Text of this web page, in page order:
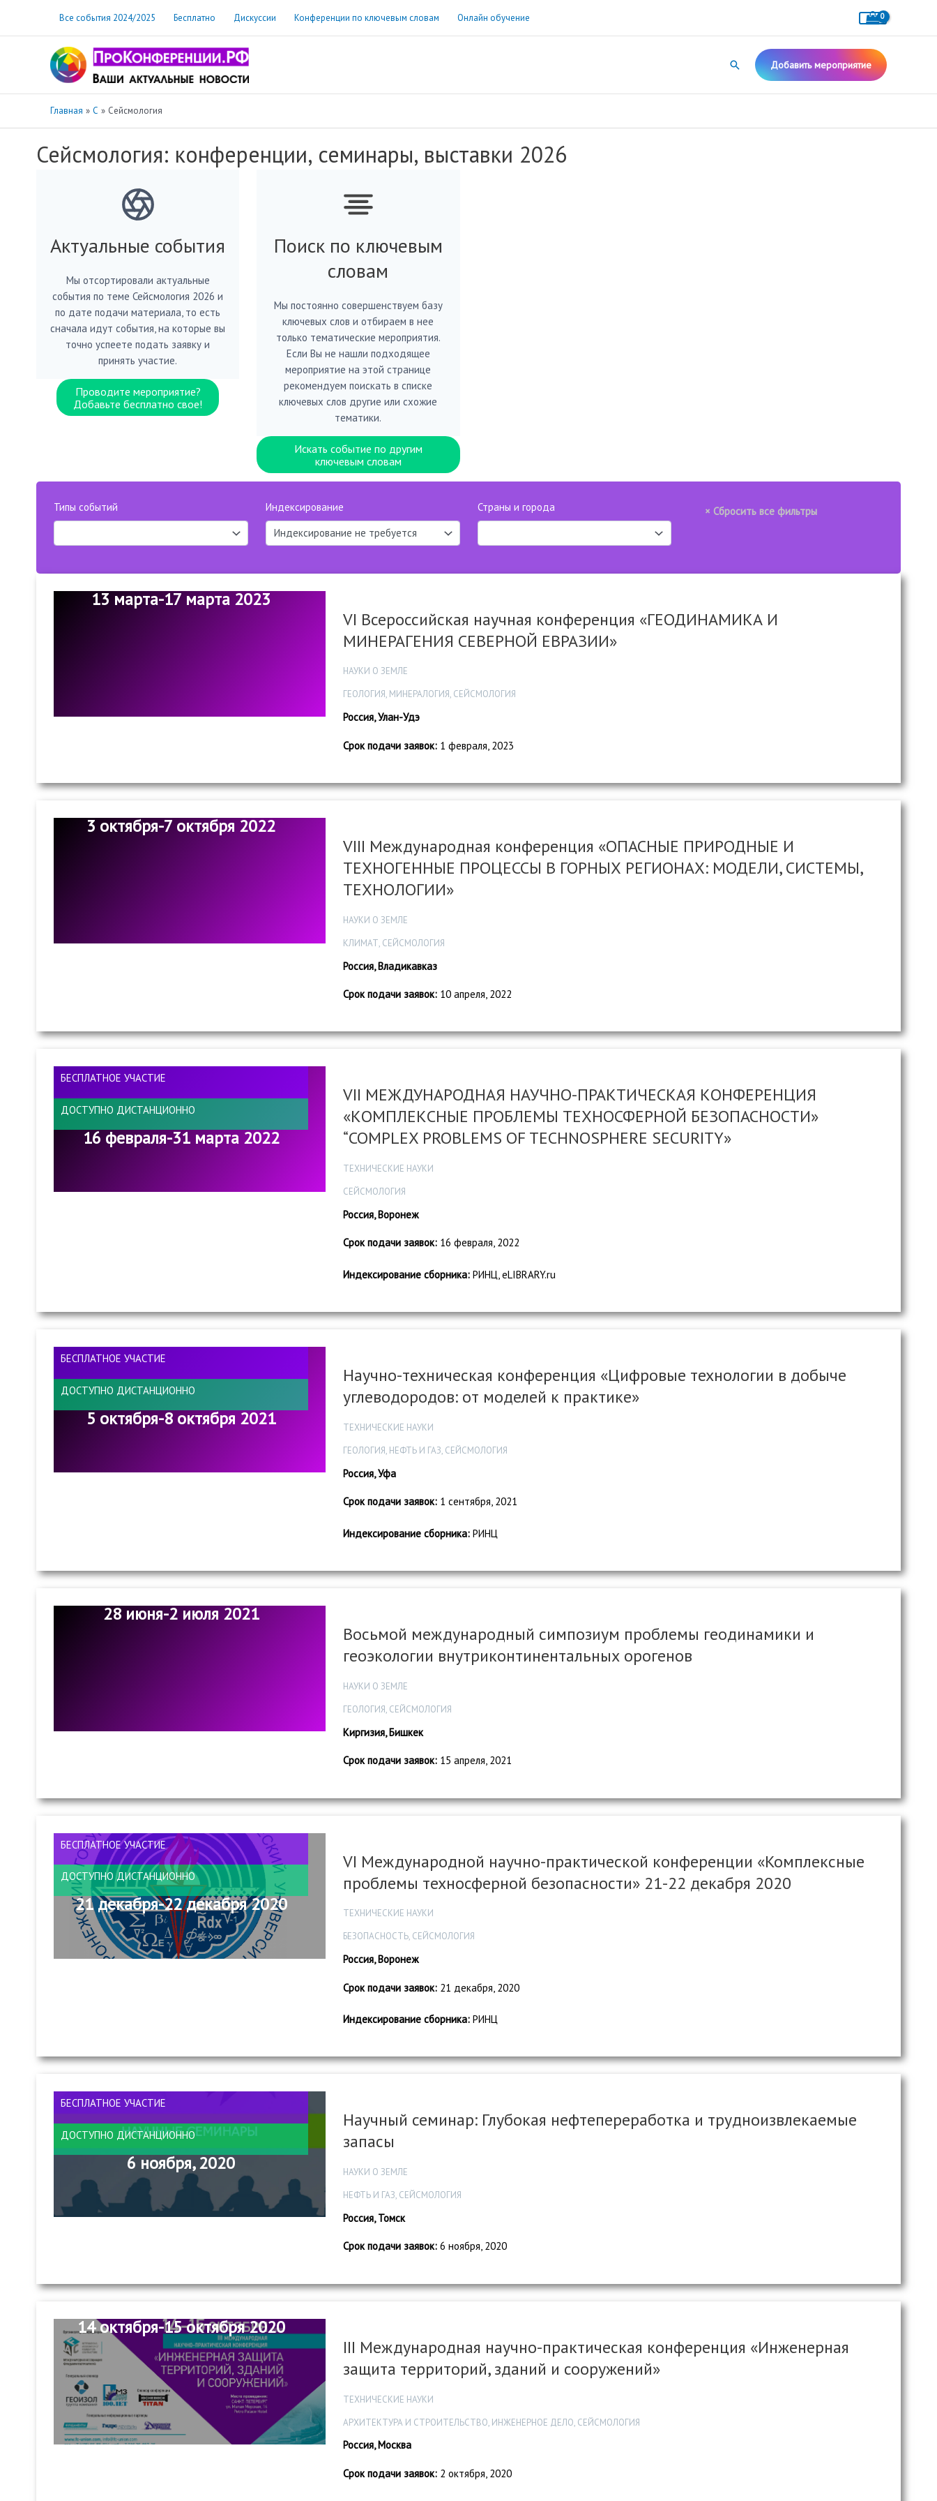
содержимому
Все события 2024/2025 Бесплатно Дискуссии Конференции по ключевым словам Онлайн обучение
Поиск Добавить мероприятие
Главная С Сейсмология
Сейсмология: конференции, семинары, выставки 2026
Актуальные события
Мы отсортировали актуальные
события по теме Сейсмология 2026 и
по дате подачи материала, то есть
сначала идут события, на которые вы
точно успеете подать заявку и
принять участие.
Проводите мероприятие?
Добавьте бесплатно свое!
Поиск по ключевым
словам
Мы постоянно совершенствуем базу
ключевых слов и отбираем в нее
только тематические мероприятия.
Если Вы не нашли подходящее
мероприятие на этой странице
рекомендуем поискать в списке
ключевых слов другие или схожие
тематики.
Искать событие по другим
ключевым словам
Типы событий Индексирование Страны и города
13 марта-17 марта 2023
VI Всероссийская научная конференция «ГЕОДИНАМИКА И
МИНЕРАГЕНИЯ СЕВЕРНОЙ ЕВРАЗИИ»
НАУКИ О ЗЕМЛЕ
ГЕОЛОГИЯ, МИНЕРАЛОГИЯ, СЕЙСМОЛОГИЯ
Россия, Улан-Удэ
Срок подачи заявок: 1 февраля, 2023
3 октября-7 октября 2022
VIII Международная конференция «ОПАСНЫЕ ПРИРОДНЫЕ И
ТЕХНОГЕННЫЕ ПРОЦЕССЫ В ГОРНЫХ РЕГИОНАХ: МОДЕЛИ, СИСТЕМЫ,
ТЕХНОЛОГИИ»
НАУКИ О ЗЕМЛЕ
КЛИМАТ, СЕЙСМОЛОГИЯ
Россия, Владикавказ
Срок подачи заявок: 10 апреля, 2022
БЕСПЛАТНОЕ УЧАСТИЕ
ДОСТУПНО ДИСТАНЦИОННО
16 февраля-31 марта 2022
VII МЕЖДУНАРОДНАЯ НАУЧНО-ПРАКТИЧЕСКАЯ КОНФЕРЕНЦИЯ
«КОМПЛЕКСНЫЕ ПРОБЛЕМЫ ТЕХНОСФЕРНОЙ БЕЗОПАСНОСТИ»
“COMPLEX PROBLEMS OF TECHNOSPHERE SECURITY»
ТЕХНИЧЕСКИЕ НАУКИ
СЕЙСМОЛОГИЯ
Россия, Воронеж
Срок подачи заявок: 16 февраля, 2022
Индексирование сборника: РИНЦ, eLIBRARY.ru
БЕСПЛАТНОЕ УЧАСТИЕ
ДОСТУПНО ДИСТАНЦИОННО
5 октября-8 октября 2021
Научно-техническая конференция «Цифровые технологии в добыче
углеводородов: от моделей к практике»
ТЕХНИЧЕСКИЕ НАУКИ
ГЕОЛОГИЯ, НЕФТЬ И ГАЗ, СЕЙСМОЛОГИЯ
Россия, Уфа
Срок подачи заявок: 1 сентября, 2021
Индексирование сборника: РИНЦ
28 июня-2 июля 2021
Восьмой международный симпозиум проблемы геодинамики и
геоэкологии внутриконтинентальных орогенов
НАУКИ О ЗЕМЛЕ
ГЕОЛОГИЯ, СЕЙСМОЛОГИЯ
Киргизия, Бишкек
Срок подачи заявок: 15 апреля, 2021
БЕСПЛАТНОЕ УЧАСТИЕ
ДОСТУПНО ДИСТАНЦИОННО
21 декабря-22 декабря 2020
VI Международной научно-практической конференции «Комплексные
проблемы техносферной безопасности» 21-22 декабря 2020
ТЕХНИЧЕСКИЕ НАУКИ
БЕЗОПАСНОСТЬ, СЕЙСМОЛОГИЯ
Россия, Воронеж
Срок подачи заявок: 21 декабря, 2020
Индексирование сборника: РИНЦ
БЕСПЛАТНОЕ УЧАСТИЕ
ДОСТУПНО ДИСТАНЦИОННО
6 ноября, 2020
Научный семинар: Глубокая нефтепереработка и трудноизвлекаемые
запасы
НАУКИ О ЗЕМЛЕ
НЕФТЬ И ГАЗ, СЕЙСМОЛОГИЯ
Россия, Томск
Срок подачи заявок: 6 ноября, 2020
14 октября-15 октября 2020
III Международная научно-практическая конференция «Инженерная
защита территорий, зданий и сооружений»
ТЕХНИЧЕСКИЕ НАУКИ
АРХИТЕКТУРА И СТРОИТЕЛЬСТВО, ИНЖЕНЕРНОЕ ДЕЛО, СЕЙСМОЛОГИЯ
Россия, Москва
Срок подачи заявок: 2 октября, 2020